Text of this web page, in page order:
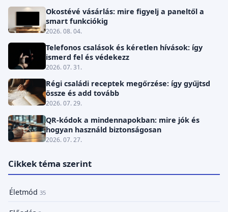
Okostévé vásárlás: mire figyelj a paneltől a
smart funkciókig
2026. 08. 04.
Telefonos csalások és kéretlen hívások: így
ismerd fel és védekezz
2026. 07. 31.
Régi családi receptek megőrzése: így gyűjtsd
össze és add tovább
2026. 07. 29.
QR-kódok a mindennapokban: mire jók és
hogyan használd biztonságosan
2026. 07. 27.
Cikkek téma szerint
Életmód 35